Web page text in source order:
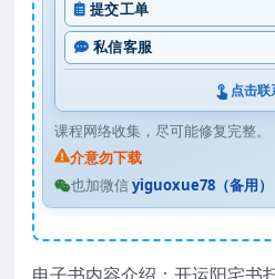
提交工单
私信客服
点击联
课程网络收集，尽可能修复完整。
介意勿下载
也加微信yiguoxue78（备用）